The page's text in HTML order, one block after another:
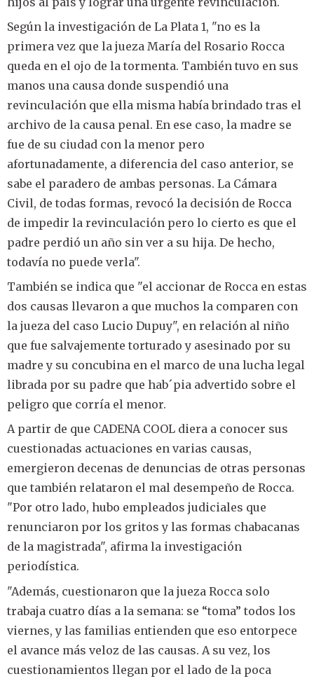
Según la investigación de La Plata 1, "no es la
primera vez que la jueza María del Rosario Rocca
queda en el ojo de la tormenta. También tuvo en sus
manos una causa donde suspendió una
revinculación que ella misma había brindado tras el
archivo de la causa penal. En ese caso, la madre se
fue de su ciudad con la menor pero
afortunadamente, a diferencia del caso anterior, se
sabe el paradero de ambas personas. La Cámara
Civil, de todas formas, revocó la decisión de Rocca
de impedir la revinculación pero lo cierto es que el
padre perdió un año sin ver a su hija. De hecho,
todavía no puede verla".
También se indica que "el accionar de Rocca en estas
dos causas llevaron a que muchos la comparen con
la jueza del caso Lucio Dupuy", en relación al niño
que fue salvajemente torturado y asesinado por su
madre y su concubina en el marco de una lucha legal
librada por su padre que hab´pia advertido sobre el
peligro que corría el menor.
A partir de que CADENA COOL diera a conocer sus
cuestionadas actuaciones en varias causas,
emergieron decenas de denuncias de otras personas
que también relataron el mal desempeño de Rocca.
"Por otro lado, hubo empleados judiciales que
renunciaron por los gritos y las formas chabacanas
de la magistrada", afirma la investigación
periodística.
"Además, cuestionaron que la jueza Rocca solo
trabaja cuatro días a la semana: se “toma” todos los
viernes, y las familias entienden que eso entorpece
el avance más veloz de las causas. A su vez, los
cuestionamientos llegan por el lado de la poca